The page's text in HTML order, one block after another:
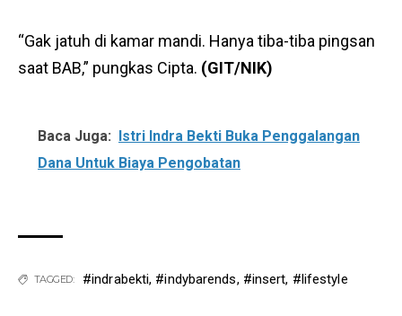
“Gak jatuh di kamar mandi. Hanya tiba-tiba pingsan
saat BAB,” pungkas Cipta. (GIT/NIK)
Baca Juga: Istri Indra Bekti Buka Penggalangan
Dana Untuk Biaya Pengobatan
TAGGED: #indrabekti, #indybarends, #insert, #lifestyle